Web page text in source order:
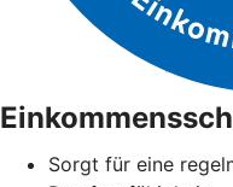
Sorgt für eine